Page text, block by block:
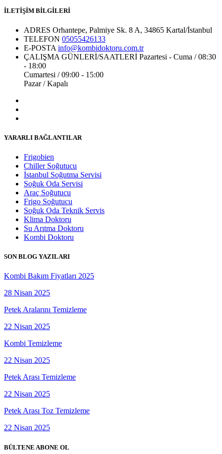
İLETİŞİM BİLGİLERİ
ADRES Orhantepe, Palmiye Sk. 8 A, 34865 Kartal/İstanbul
TELEFON 05055426133
E-POSTA info@kombidoktoru.com.tr
ÇALIŞMA GÜNLERİ/SAATLERİ Pazartesi - Cuma / 08:30
- 18:00
Cumartesi / 09:00 - 15:00
Pazar / Kapalı
YARARLI BAĞLANTILAR
Frigobien
Chiller Soğutucu
İstanbul Soğutma Servisi
Soğuk Oda Servisi
Araç Soğutucu
Frigo Soğutucu
Soğuk Oda Teknik Servis
Klima Doktoru
Su Arıtma Doktoru
Kombi Doktoru
SON BLOG YAZILARI
Kombi Bakım Fiyatları 2025
28 Nisan 2025
Petek Aralarını Temizleme
22 Nisan 2025
Kombi Temizleme
22 Nisan 2025
Petek Arası Temizleme
22 Nisan 2025
Petek Arası Toz Temizleme
22 Nisan 2025
BÜLTENE ABONE OL